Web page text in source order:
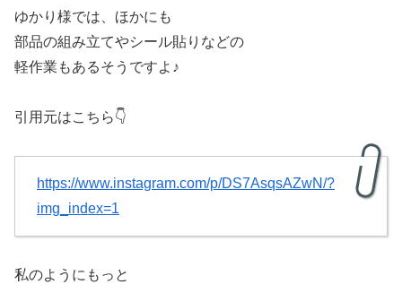
ゆかり様では、ほかにも
部品の組み立てやシール貼りなどの
軽作業もあるそうですよ♪
引用元はこちら👇
https://www.instagram.com/p/DS7AsqsAZwN/?
img_index=1
私のようにもっと